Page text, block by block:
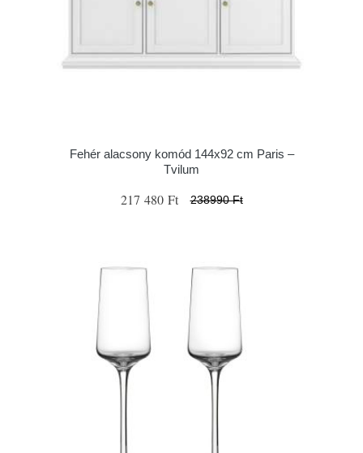
Fehér alacsony komód 144x92 cm Paris –
Tvilum
217 480 Ft 238990 Ft